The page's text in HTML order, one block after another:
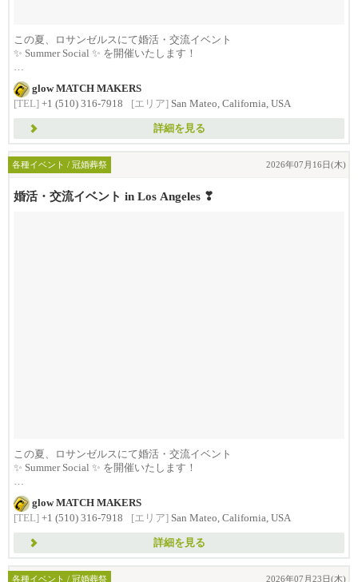
この夏、ロサンゼルスにて婚活・交流イベント
✨ Summer Social ✨ を開催いたします！
...
glow MATCH MAKERS
[TEL] +1 (510) 316-7918 [エリア] San Mateo, California, USA
詳細を見る
各種イベント / 冠婚葬祭 2026年07月16日(木)
婚活・交流イベント in Los Angeles ❣
この夏、ロサンゼルスにて婚活・交流イベント
✨ Summer Social ✨ を開催いたします！
...
glow MATCH MAKERS
[TEL] +1 (510) 316-7918 [エリア] San Mateo, California, USA
詳細を見る
各種イベント / 冠婚葬祭 2026年07月23日(木)